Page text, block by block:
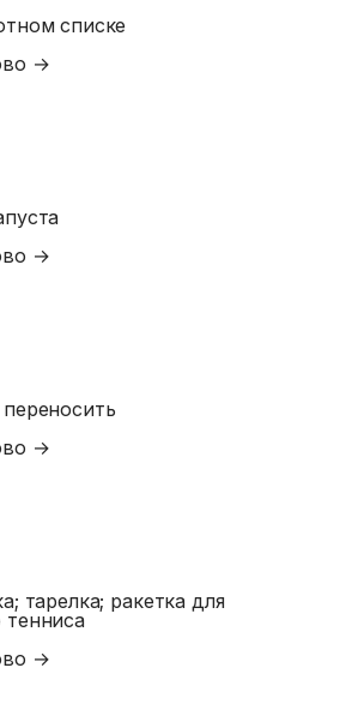
списке
→
→
→
тарелка; ракетка для
тенниса
→